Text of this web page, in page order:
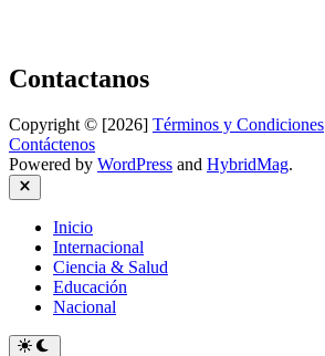
Contactanos
Copyright © [2026] Términos y Condiciones
Contáctenos
Powered by WordPress and HybridMag.
Close
Inicio
Internacional
Ciencia & Salud
Educación
Nacional
Switch